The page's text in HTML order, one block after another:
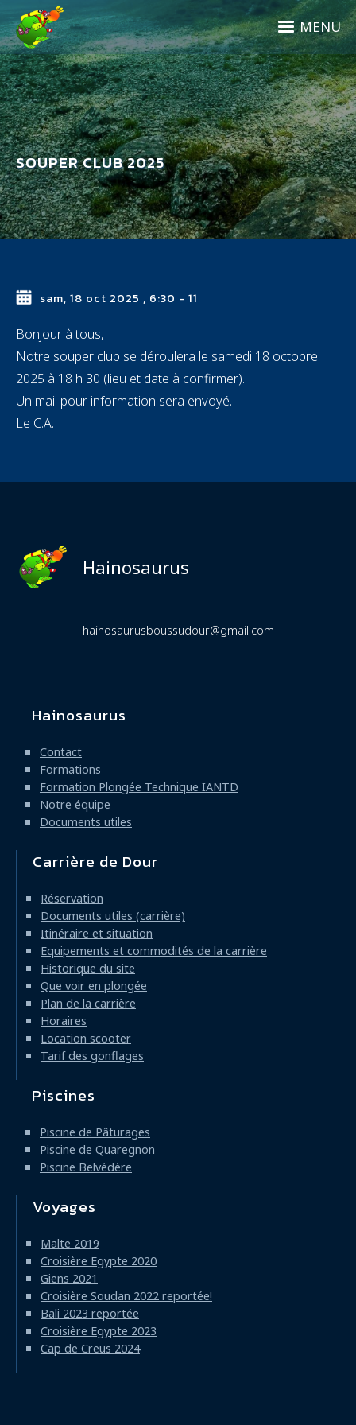
Aller
au
contenu
principal
MENU
SOUPER CLUB 2025
sam, 18 oct 2025 , 6:30 - 11
Bonjour à tous,
Notre souper club se déroulera le samedi 18 octobre
2025 à 18 h 30 (lieu et date à confirmer).
Un mail pour information sera envoyé.
Le C.A.
Hainosaurus
hainosaurusboussudour@gmail.com
Navigation
principale
Hainosaurus
Contact
Formations
Formation Plongée Technique IANTD
Notre équipe
Documents utiles
Carrière de Dour
Réservation
Documents utiles (carrière)
Itinéraire et situation
Equipements et commodités de la carrière
Historique du site
Que voir en plongée
Plan de la carrière
Horaires
Location scooter
Tarif des gonflages
Piscines
Piscine de Pâturages
Piscine de Quaregnon
Piscine Belvédère
Voyages
Malte 2019
Croisière Egypte 2020
Giens 2021
Croisière Soudan 2022 reportée!
Bali 2023 reportée
Croisière Egypte 2023
Cap de Creus 2024